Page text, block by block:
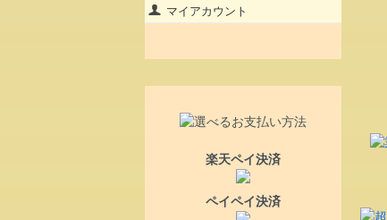
マイアカウント
楽天ペイ決済
ペイペイ決済